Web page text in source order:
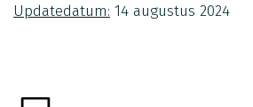
Updatedatum: 14 augustus 2024